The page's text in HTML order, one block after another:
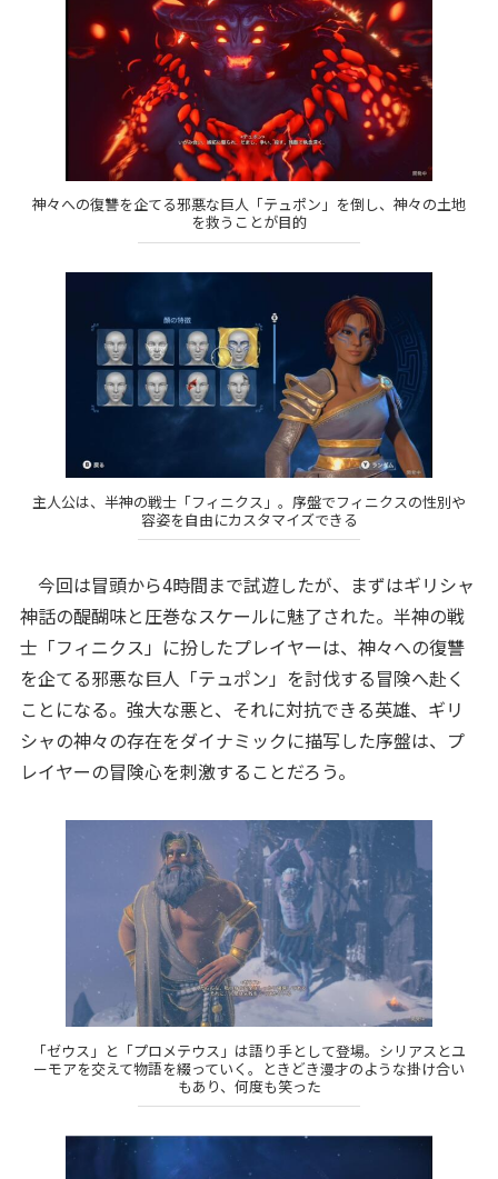
神々への復讐を企てる邪悪な巨人「テュポン」を倒し、神々の土地
を救うことが目的
主人公は、半神の戦士「フィニクス」。序盤でフィニクスの性別や
容姿を自由にカスタマイズできる
今回は冒頭から4時間まで試遊したが、まずはギリシャ
神話の醍醐味と圧巻なスケールに魅了された。半神の戦
士「フィニクス」に扮したプレイヤーは、神々への復讐
を企てる邪悪な巨人「テュポン」を討伐する冒険へ赴く
ことになる。強大な悪と、それに対抗できる英雄、ギリ
シャの神々の存在をダイナミックに描写した序盤は、プ
レイヤーの冒険心を刺激することだろう。
「ゼウス」と「プロメテウス」は語り手として登場。シリアスとユ
ーモアを交えて物語を綴っていく。ときどき漫才のような掛け合い
もあり、何度も笑った